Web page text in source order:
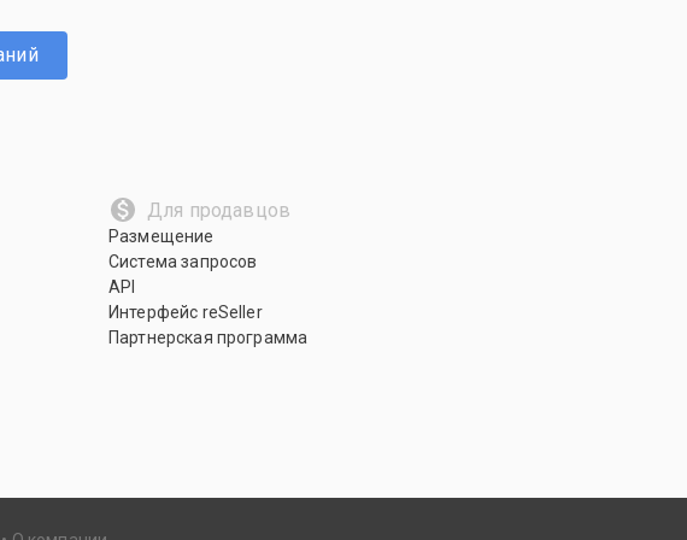
Для продавцов
Размещение
Система запросов
API
Интерфейс reSeller
Партнерская программа